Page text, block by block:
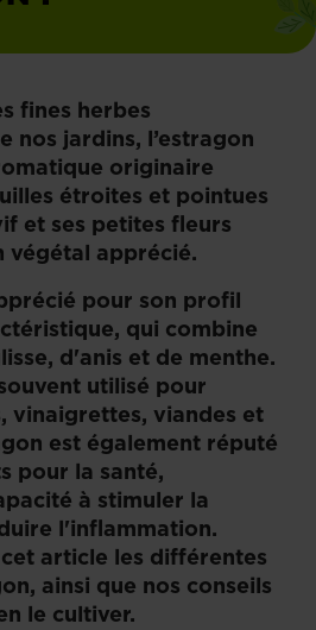
fines herbes
nos jardins, l’estragon
originaire
étroites et pointues
et ses petites fleurs
végétal apprécié.
pour son profil
qui combine
d'anis et de menthe.
utilisé pour
vinaigrettes, viandes et
est également réputé
pour la santé,
à stimuler la
l'inflammation.
article les différentes
ainsi que nos conseils
le cultiver.